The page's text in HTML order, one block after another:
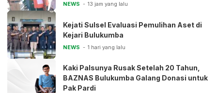
NEWS 13 jam yang lalu
Kejati Sulsel Evaluasi Pemulihan Aset di
Kejari Bulukumba
NEWS 1 hari yang lalu
Kaki Palsunya Rusak Setelah 20 Tahun,
BAZNAS Bulukumba Galang Donasi untuk
Pak Pardi